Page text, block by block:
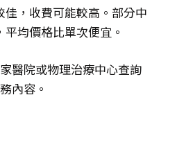
佳，收費可能較高。部分中
均價格比單次便宜。
醫院或物理治療中心查詢
內容。